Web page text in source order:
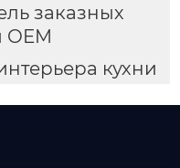
заказных
OEM
кухни